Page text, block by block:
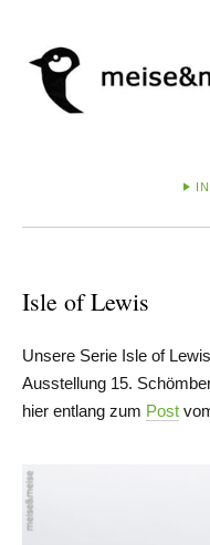
Isle of Lewis
Unsere Serie Isle of
Ausstellung 15.
hier entlang zum Post